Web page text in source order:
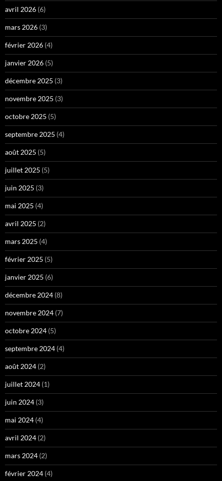
avril 2026 (6)
mars 2026 (3)
février 2026 (4)
janvier 2026 (5)
décembre 2025 (3)
novembre 2025 (3)
octobre 2025 (5)
septembre 2025 (4)
août 2025 (5)
juillet 2025 (5)
juin 2025 (3)
mai 2025 (4)
avril 2025 (2)
mars 2025 (4)
février 2025 (5)
janvier 2025 (6)
décembre 2024 (8)
novembre 2024 (7)
octobre 2024 (5)
septembre 2024 (4)
août 2024 (2)
juillet 2024 (1)
juin 2024 (3)
mai 2024 (4)
avril 2024 (2)
mars 2024 (2)
février 2024 (4)